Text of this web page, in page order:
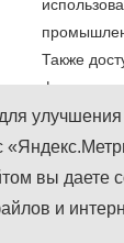
Также
формы
овал,
Facebook
18.00
улучшения
вы даете
и